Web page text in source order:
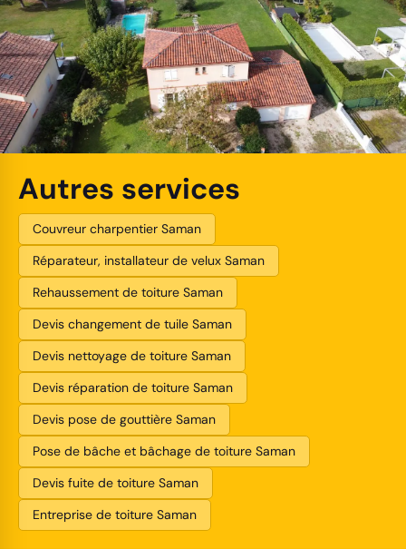
Autres services
Couvreur charpentier Saman
Réparateur, installateur de velux Saman
Rehaussement de toiture Saman
Devis changement de tuile Saman
Devis nettoyage de toiture Saman
Devis réparation de toiture Saman
Devis pose de gouttière Saman
Pose de bâche et bâchage de toiture Saman
Devis fuite de toiture Saman
Entreprise de toiture Saman